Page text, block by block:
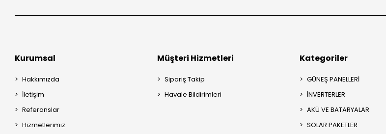
Kurumsal
Hakkımızda
İletişim
Referanslar
Hizmetlerimiz
Müşteri Hizmetleri
Sipariş Takip
Havale Bildirimleri
Kategoriler
GÜNEŞ PANELLERİ
İNVERTERLER
AKÜ VE BATARYALAR
SOLAR PAKETLER